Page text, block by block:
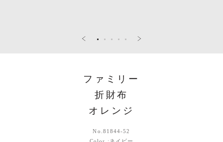
ファミリー
折財布
オレンジ
No. 81844-52